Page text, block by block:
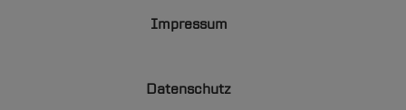
Impressum
Datenschutz